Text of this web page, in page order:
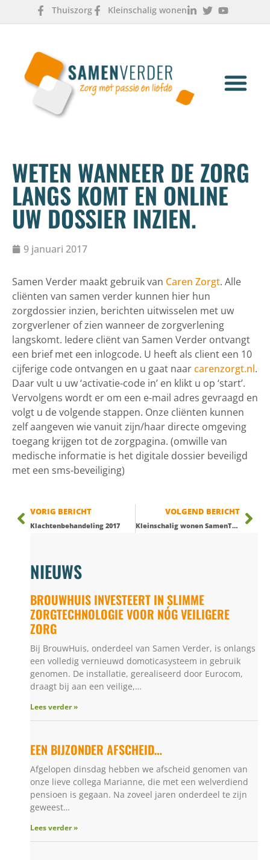
Thuiszorg Kleinschalig wonen
WETEN WANNEER DE ZORG
LANGS KOMT EN ONLINE
UW DOSSIER INZIEN.
9 januari 2017
Samen Verder maakt gebruik van Caren Zorgt. Alle
cliënten van samen verder kunnen hier hun
zorgdossier inzien, berichten uitwisselen met uw
zorgverlener of zien wanneer de zorgverlening
langskomt. Iedere cliënt van Samen Verder ontvangt
een brief met een inlogcode. U heeft als client een 10
cijferige code ontvangen en u gaat naarcarenzorgt.nl.
Daar vult u uw ‘activatie-code in’ en klikt u op ‘start’.
Vervolgens wordt er om een e-mail adres gevraagd en
volgt u de volgende stappen. Onze cliënten kunnen
zelf aangeven wie vanuit zijn/haar directe omgeving
toegang krijgen tot de zorgpagina. (omwille van
medische informatie is het digitale dossier beveiligd
met een sms-beveiliging)
VORIG BERICHT
Klachtenbehandeling 2017
VOLGEND BERICHT
Kleinschalig wonen SamenThuis bestaat 1 jaar
NIEUWS
BROUWHUIS INVESTEERT IN SLIMME
ZORGTECHNOLOGIE VOOR NÓG VEILIGERE
ZORG
Bij BrouwHuis, onderdeel van Samen Verder, is onlangs
een volledig vernieuwd domoticasysteem in gebruik
genomen. De installatie, gerealiseerd door Eurocom,
draagt bij aan een veilige,…
Lees verder »
EEN BIJZONDER AFSCHEID…
Afgelopen dinsdag hebben we afscheid genomen van
onze lieve collega Marianne, die met een welverdiend
pensioen is gegaan. Na zoveel jaren onderdeel te zijn
geweest…
Lees verder »